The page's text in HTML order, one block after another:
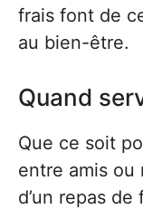
frais font de
au bien-être.
Quand
Que ce soit
entre amis ou
d’un repas